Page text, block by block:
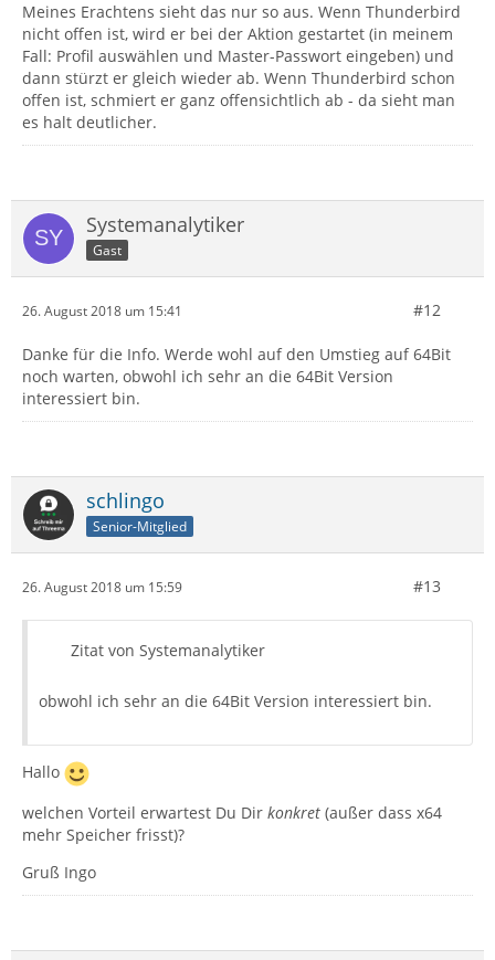
Meines Erachtens sieht das nur so aus. Wenn Thunderbird
nicht offen ist, wird er bei der Aktion gestartet (in meinem
Fall: Profil auswählen und Master-Passwort eingeben) und
dann stürzt er gleich wieder ab. Wenn Thunderbird schon
offen ist, schmiert er ganz offensichtlich ab - da sieht man
es halt deutlicher.
Systemanalytiker
Gast
26. August 2018 um 15:41 #12
Danke für die Info. Werde wohl auf den Umstieg auf 64Bit
noch warten, obwohl ich sehr an die 64Bit Version
interessiert bin.
schlingo
Senior-Mitglied
26. August 2018 um 15:59 #13
Zitat von Systemanalytiker
obwohl ich sehr an die 64Bit Version interessiert bin.
Hallo
welchen Vorteil erwartest Du Dir konkret (außer dass x64
mehr Speicher frisst)?
Gruß Ingo